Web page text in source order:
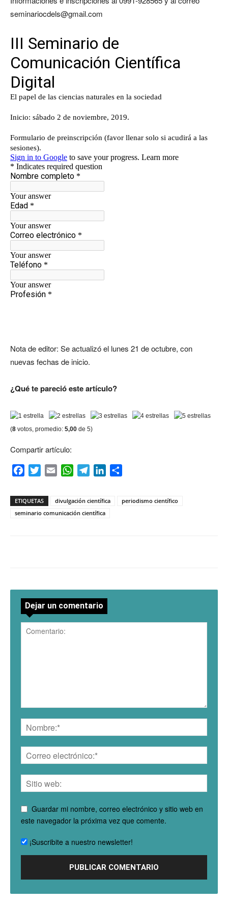
seminariocdels@gmail.com
Nota de editor: Se actualizó el lunes 21 de octubre, con
nuevas fechas de inicio.
¿Qué te pareció este artículo?
(8 votos, promedio: 5,00 de 5)
Compartir artículo:
FacebookTwitterEmail WhatsAppTelegramLinkedIn
ETIQUETAS divulgación científica
periodismo científico
seminario comunicación científica
Dejar un comentario
Guardar mi nombre, correo electrónico y sitio web en
este navegador la próxima vez que comente.
¡Suscribite a nuestro newsletter!